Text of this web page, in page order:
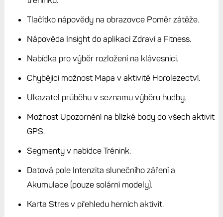
Tlačítko nápovědy na obrazovce Poměr zátěže.
Nápověda Insight do aplikací Zdraví a Fitness.
Nabídka pro výběr rozložení na klávesnici.
Chybějící možnost Mapa v aktivitě Horolezectví.
Ukazatel průběhu v seznamu výběru hudby.
Možnost Upozornění na blízké body do všech aktivit
GPS.
Segmenty v nabídce Trénink.
Datová pole Intenzita slunečního záření a
Akumulace (pouze solární modely).
Karta Stres v přehledu herních aktivit.